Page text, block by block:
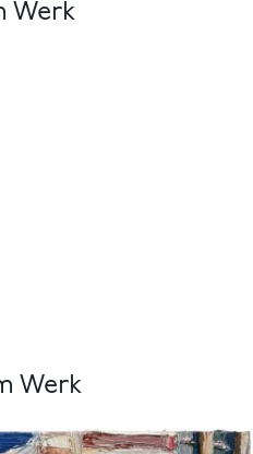
Werk
Werk